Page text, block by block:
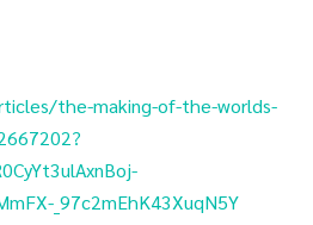
the-making-of-the-worlds-
_97c2mEhK43XuqN5Y